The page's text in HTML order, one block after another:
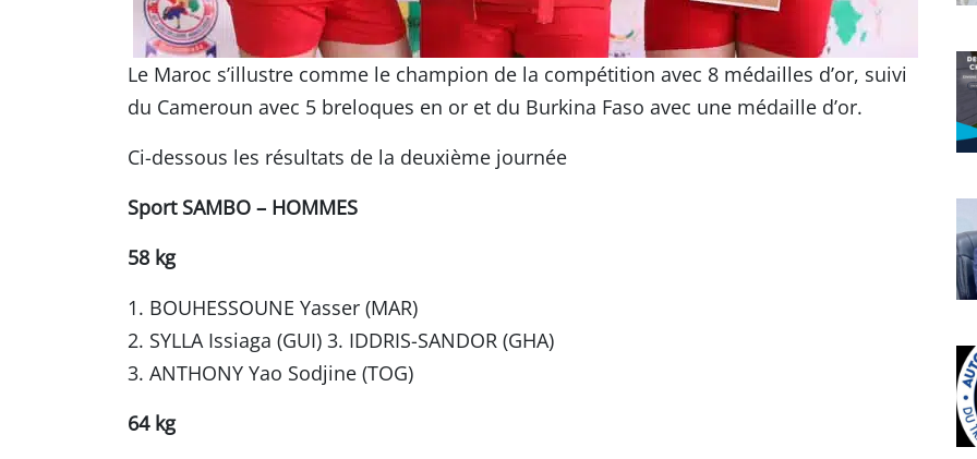
Le Maroc s’illustre comme le champion de la compétition avec 8 médailles d’or, suivi
du Cameroun avec 5 breloques en or et du Burkina Faso avec une médaille d’or.
Ci-dessous les résultats de la deuxième journée
Sport SAMBO – HOMMES
58 kg
1. BOUHESSOUNE Yasser (MAR)
2. SYLLA Issiaga (GUI) 3. IDDRIS-SANDOR (GHA)
3. ANTHONY Yao Sodjine (TOG)
64 kg